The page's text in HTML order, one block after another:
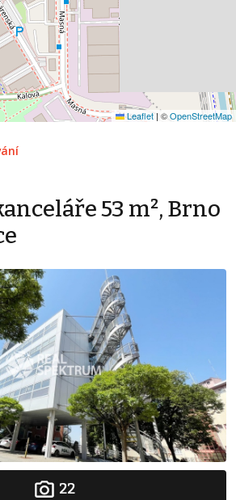
Leaflet | ©OpenStreetMap
53 m², Brno
22